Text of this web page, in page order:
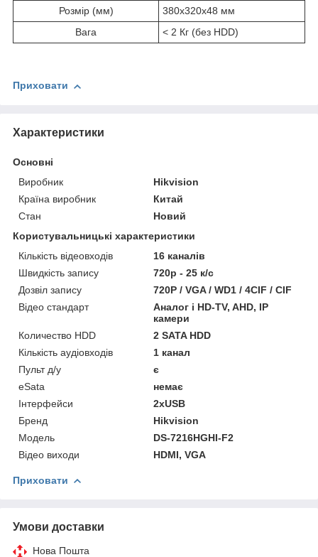
Розмір (мм)
380x320x48 мм
Вага
< 2 Кг (без HDD)
Приховати
Характеристики
Основні
Виробник
Hikvision
Країна виробник
Китай
Стан
Новий
Користувальницькі характеристики
Кількість відеовходів
16 каналів
Швидкість запису
720р - 25 к/с
Дозвіл запису
720P / VGA / WD1 / 4CIF / CIF
Відео стандарт
Аналог і HD-TV, AHD, IP
камери
Количество HDD
2 SATA HDD
Кількість аудіовходів
1 канал
Пульт д/у
є
eSata
немає
Інтерфейси
2хUSB
Бренд
Hikvision
Модель
DS-7216HGHI-F2
Відео виходи
HDMI, VGA
Приховати
Умови доставки
Нова Пошта